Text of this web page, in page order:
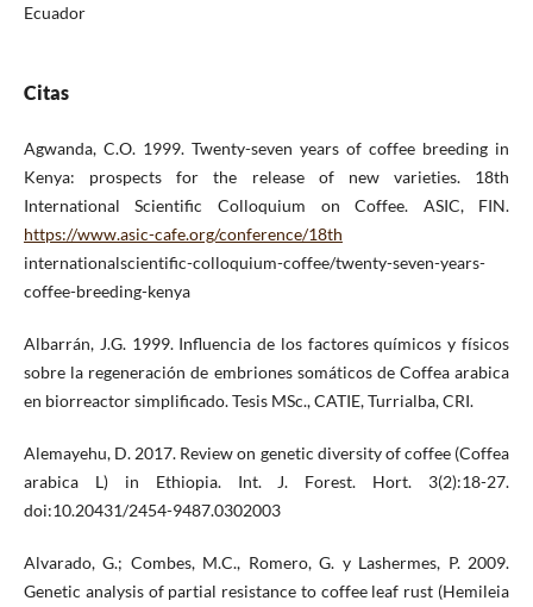
Ecuador
Citas
Agwanda, C.O. 1999. Twenty-seven years of coffee breeding in
Kenya: prospects for the release of new varieties. 18th
International Scientific Colloquium on Coffee. ASIC, FIN.
https://www.asic-cafe.org/conference/18th
internationalscientific-colloquium-coffee/twenty-seven-years-
coffee-breeding-kenya
Albarrán, J.G. 1999. Influencia de los factores químicos y físicos
sobre la regeneración de embriones somáticos de Coffea arabica
en biorreactor simplificado. Tesis MSc., CATIE, Turrialba, CRI.
Alemayehu, D. 2017. Review on genetic diversity of coffee (Coffea
arabica L) in Ethiopia. Int. J. Forest. Hort. 3(2):18-27.
doi:10.20431/2454-9487.0302003
Alvarado, G.; Combes, M.C., Romero, G. y Lashermes, P. 2009.
Genetic analysis of partial resistance to coffee leaf rust (Hemileia